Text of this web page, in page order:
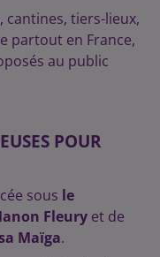
cantines, tiers-lieux,
partout en France,
au public
POUR
sous le
Fleury et de
Maïga.